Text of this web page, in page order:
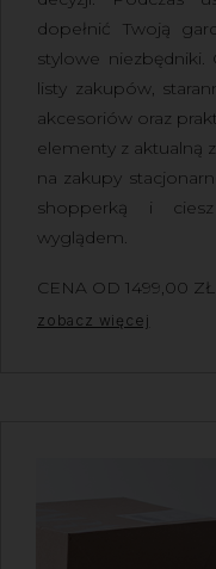
dopełnić Twoją
stylowe niezbędniki.
listy zakupów,
akcesoriów oraz
elementy z aktualną
na zakupy
shopperką i ciesz
wyglądem.
CENA OD 1499,00 ZŁ
zobacz więcej